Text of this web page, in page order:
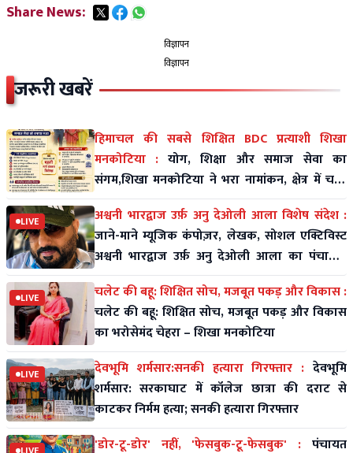
Share News:
विज्ञापन
विज्ञापन
जरूरी खबरें
हिमाचल की सबसे शिक्षित BDC प्रत्याशी शिखा
मनकोटिया : योग, शिक्षा और समाज सेवा का
संगम,शिखा मनकोटिया ने भरा नामांकन, क्षेत्र में चर्चा
तेज
LIVE
अश्वनी भारद्वाज उर्फ़ अनु देओली आला विशेष संदेश :
जाने-माने म्यूजिक कंपोज़र, लेखक, सोशल एक्टिविस्ट
अश्वनी भारद्वाज उर्फ़ अनु देओली आला का पंचायती
राज पर विशे
LIVE
चलेट की बहू: शिक्षित सोच, मजबूत पकड़ और विकास :
चलेट की बहू: शिक्षित सोच, मजबूत पकड़ और विकास
का भरोसेमंद चेहरा – शिखा मनकोटिया
LIVE देवभूमि शर्मसार:सनकी हत्यारा गिरफ्तार : देवभूमि
शर्मसार: सरकाघाट में कॉलेज छात्रा की दराट से
काटकर निर्मम हत्या; सनकी हत्यारा गिरफ्तार
'डोर-टू-डोर' नहीं, 'फेसबुक-टू-फेसबुक' : पंचायत